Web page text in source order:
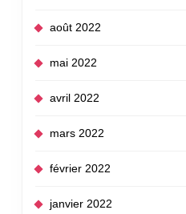
août 2022
mai 2022
avril 2022
mars 2022
février 2022
janvier 2022